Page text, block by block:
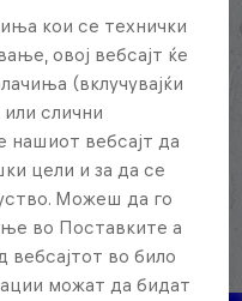
quién es
de
hispana.
Bull Batalla
кои се технички
овој вебсајт ќе
(вклучувајќи
слични
нашиот вебсајт да
цели и за да се
Можеш да го
во Поставките а
вебсајтот во било
можат да бидат